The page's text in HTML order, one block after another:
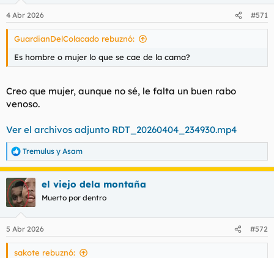
4 Abr 2026 #571
GuardianDelColacado rebuznó:
Es hombre o mujer lo que se cae de la cama?
Creo que mujer, aunque no sé, le falta un buen rabo
venoso.
Ver el archivos adjunto RDT_20260404_234930.mp4
R
e
a
c
c
i
e
s
Tremulus y Asam
el viejo dela montaña
Muerto por dentro
5 Abr 2026 #572
sakote rebuznó: